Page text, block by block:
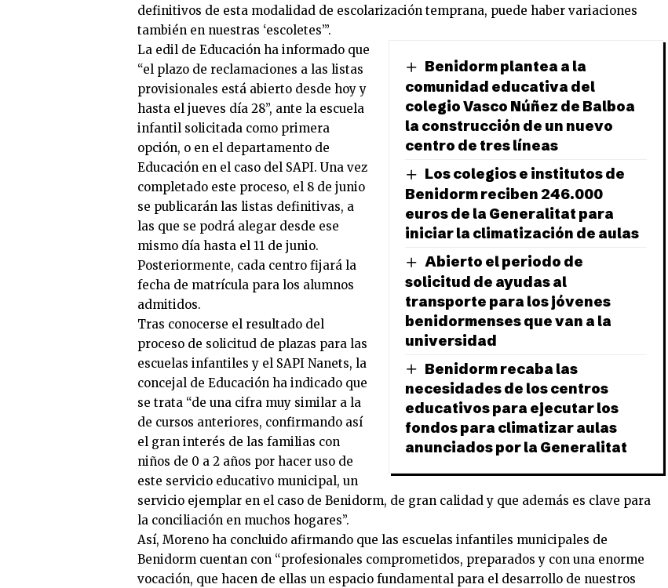
definitivos de esta modalidad de escolarización temprana, puede haber variaciones
también en nuestras ‘escoletes’”.
Benidorm plantea a la
comunidad educativa del
colegio Vasco Núñez de Balboa
la construcción de un nuevo
centro de tres líneas
Los colegios e institutos de
Benidorm reciben 246.000
euros de la Generalitat para
iniciar la climatización de aulas
Abierto el periodo de
solicitud de ayudas al
transporte para los jóvenes
benidormenses que van a la
universidad
Benidorm recaba las
necesidades de los centros
educativos para ejecutar los
fondos para climatizar aulas
anunciados por la Generalitat
La edil de Educación ha informado que
“el plazo de reclamaciones a las listas
provisionales está abierto desde hoy y
hasta el jueves día 28”, ante la escuela
infantil solicitada como primera
opción, o en el departamento de
Educación en el caso del SAPI. Una vez
completado este proceso, el 8 de junio
se publicarán las listas definitivas, a
las que se podrá alegar desde ese
mismo día hasta el 11 de junio.
Posteriormente, cada centro fijará la
fecha de matrícula para los alumnos
admitidos.
Tras conocerse el resultado del
proceso de solicitud de plazas para las
escuelas infantiles y el SAPI Nanets, la
concejal de Educación ha indicado que
se trata “de una cifra muy similar a la
de cursos anteriores, confirmando así
el gran interés de las familias con
niños de 0 a 2 años por hacer uso de
este servicio educativo municipal, un
servicio ejemplar en el caso de Benidorm, de gran calidad y que además es clave para
la conciliación en muchos hogares”.
Así, Moreno ha concluido afirmando que las escuelas infantiles municipales de
Benidorm cuentan con “profesionales comprometidos, preparados y con una enorme
vocación, que hacen de ellas un espacio fundamental para el desarrollo de nuestros